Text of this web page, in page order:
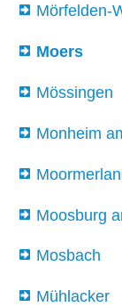
Mörfelden-
Moers
Mössingen
Monheim
Moosburg
Mosbach
Mühlacker